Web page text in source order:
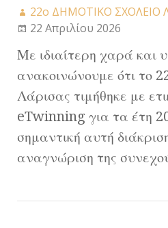
22ο ΔΗΜΟΤΙΚΟ ΣΧΟΛΕΙΟ
22 Απριλίου 2026
Με ιδιαίτερη χαρά και
ανακοινώνουμε ότι το
Λάρισας τιμήθηκε με
eTwinning για τα έτη
σημαντική αυτή
αναγνώριση της